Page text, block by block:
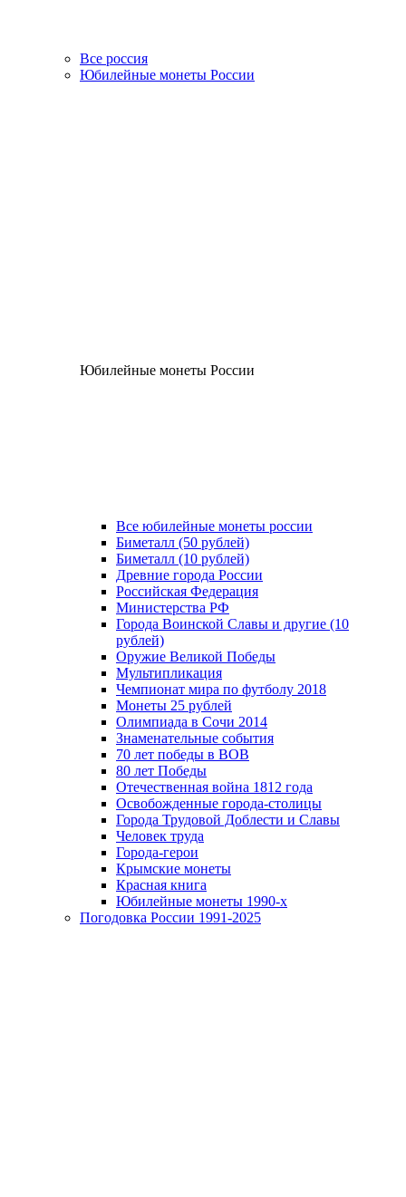
Все россия
Юбилейные монеты России
Юбилейные монеты России
Все юбилейные монеты россии
Биметалл (50 рублей)
Биметалл (10 рублей)
Древние города России
Российская Федерация
Министерства РФ
Города Воинской Славы и другие (10
рублей)
Оружие Великой Победы
Мультипликация
Чемпионат мира по футболу 2018
Монеты 25 рублей
Олимпиада в Сочи 2014
Знаменательные события
70 лет победы в ВОВ
80 лет Победы
Отечественная война 1812 года
Освобожденные города-столицы
Города Трудовой Доблести и Славы
Человек труда
Города-герои
Крымские монеты
Красная книга
Юбилейные монеты 1990-х
Погодовка России 1991-2025